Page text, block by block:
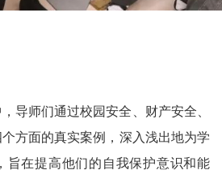
导师们通过校园安全、财产安全、
方面的真实案例，深入浅出地为学
旨在提高他们的自我保护意识和能